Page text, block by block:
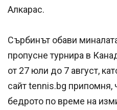
Алкарас.
Сърбинът обави
пропусне турнира в
от 27 юли до 7 август,
сайт tennis.bg припомня,
бедрото по време на